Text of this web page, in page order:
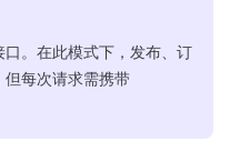
。在此模式下，发布、订
但每次请求需携带